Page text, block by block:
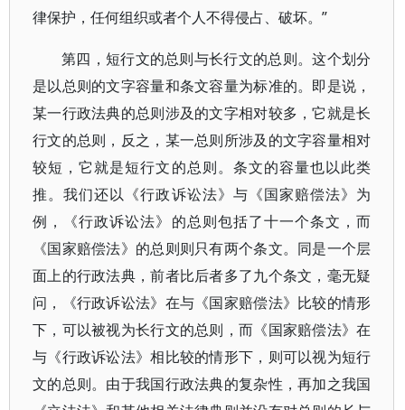
律保护，任何组织或者个人不得侵占、破坏。”
第四，短行文的总则与长行文的总则。这个划分
是以总则的文字容量和条文容量为标准的。即是说，
某一行政法典的总则涉及的文字相对较多，它就是长
行文的总则，反之，某一总则所涉及的文字容量相对
较短，它就是短行文的总则。条文的容量也以此类
推。我们还以《行政诉讼法》与《国家赔偿法》为
例，《行政诉讼法》的总则包括了十一个条文，而
《国家赔偿法》的总则则只有两个条文。同是一个层
面上的行政法典，前者比后者多了九个条文，毫无疑
问，《行政诉讼法》在与《国家赔偿法》比较的情形
下，可以被视为长行文的总则，而《国家赔偿法》在
与《行政诉讼法》相比较的情形下，则可以视为短行
文的总则。由于我国行政法典的复杂性，再加之我国